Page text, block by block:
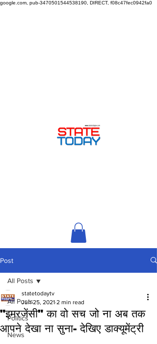
google.com, pub-3470501544538190, DIRECT, f08c47fec0942fa0
Post
All Posts
Politics
News
All Posts
"इमरजेंसी" का वो सच जो ना अब तक
आपने देखा ना सुना- देखिए डाक्यूमेंट्री
statetodaytv
Jun 25, 2021 2 min read